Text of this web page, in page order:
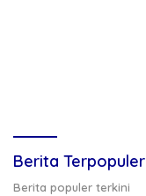
Berita Terpopuler
Berita populer terkini